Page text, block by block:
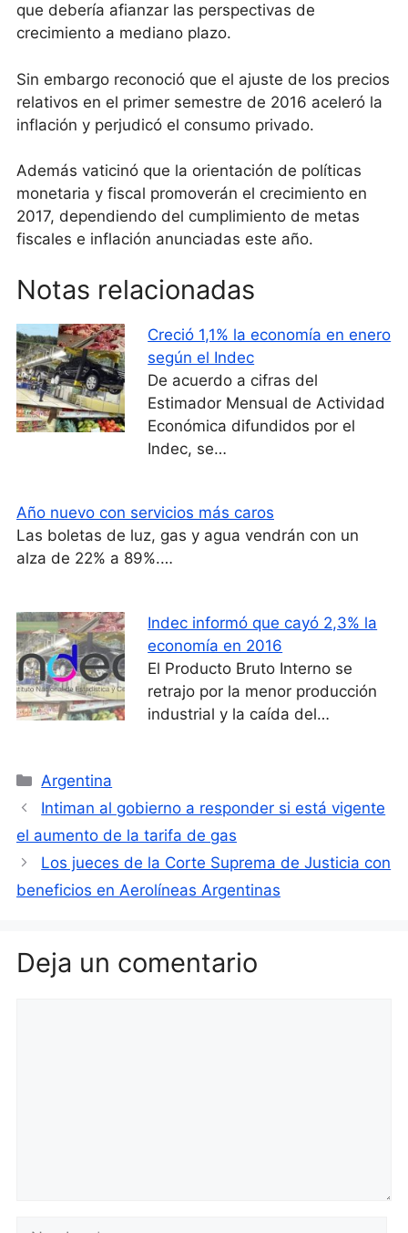
que debería afianzar las perspectivas de
crecimiento a mediano plazo.
Sin embargo reconoció que el ajuste de los precios
relativos en el primer semestre de 2016 aceleró la
inflación y perjudicó el consumo privado.
Además vaticinó que la orientación de políticas
monetaria y fiscal promoverán el crecimiento en
2017, dependiendo del cumplimiento de metas
fiscales e inflación anunciadas este año.
Notas relacionadas
Creció 1,1% la economía en enero
según el Indec
De acuerdo a cifras del
Estimador Mensual de Actividad
Económica difundidos por el
Indec, se…
Año nuevo con servicios más caros
Las boletas de luz, gas y agua vendrán con un
alza de 22% a 89%.…
Indec informó que cayó 2,3% la
economía en 2016
El Producto Bruto Interno se
retrajo por la menor producción
industrial y la caída del…
Categorías
Argentina
Intiman al gobierno a responder si está vigente
el aumento de la tarifa de gas
Los jueces de la Corte Suprema de Justicia con
beneficios en Aerolíneas Argentinas
Deja un comentario
Nombre